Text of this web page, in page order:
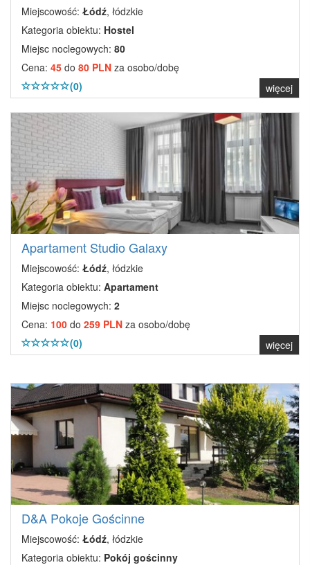
Miejscowość: Łódź, łódzkie
Kategoria obiektu: Hostel
Miejsc noclegowych: 80
Cena: 45 do 80 PLN za osobo/dobę
(0)
więcej
Apartament Studio Galaxy
Miejscowość: Łódź, łódzkie
Kategoria obiektu: Apartament
Miejsc noclegowych: 2
Cena: 100 do 259 PLN za osobo/dobę
(0)
więcej
D&A Pokoje Gościnne
Miejscowość: Łódź, łódzkie
Kategoria obiektu: Pokój gościnny